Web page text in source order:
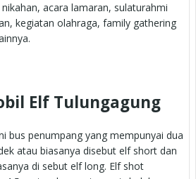
acara lamaran, sulaturahmi
kegiatan olahraga, family gathering
Elf Tulungagung
bus penumpang yang mempunyai dua
atau biasanya disebut elf short dan
di sebut elf long. Elf shot